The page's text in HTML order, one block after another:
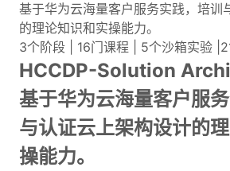
AI
专
题
学
习
基于华为云海量客户服务实践，培训
的理论知识和实操能力。
3个阶段 | 16门课程 | 5个沙箱实验
HCCDP-Solution
基于华为云海量客户服
与认证云上架构设计的
操能力。